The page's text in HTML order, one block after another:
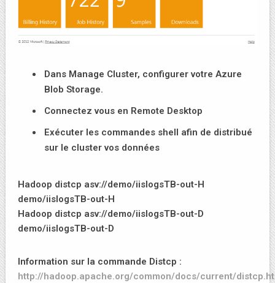
Dans Manage Cluster, configurer votre Azure
Blob Storage.
Connectez vous en Remote Desktop
Exécuter les commandes shell afin de distribué
sur le cluster vos données
Hadoop distcp asv://demo/iislogsTB-out-H
demo/iislogsTB-out-H
Hadoop distcp asv://demo/iislogsTB-out-D
demo/iislogsTB-out-D
Information sur la commande Distcp :
http://hadoop.apache.org/common/docs/current/